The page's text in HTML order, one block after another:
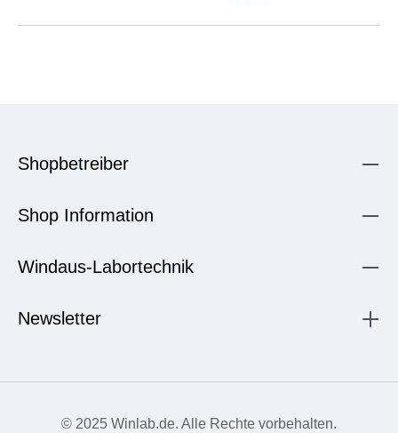
Shopbetreiber
Shop Information
Windaus-Labortechnik
Newsletter
© 2025 Winlab.de. Alle Rechte vorbehalten.